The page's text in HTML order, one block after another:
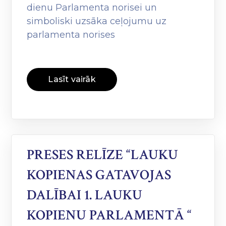
dienu Parlamenta norisei un
simboliski uzsāka ceļojumu uz
parlamenta norises
Lasīt vairāk
PRESES RELĪZE “LAUKU
KOPIENAS GATAVOJAS
DALĪBAI 1. LAUKU
KOPIENU PARLAMENTĀ “